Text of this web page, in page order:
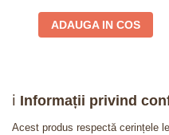
ADAUGA IN COS
ℹ️ Informații privind
Acest produs respectă cerințele